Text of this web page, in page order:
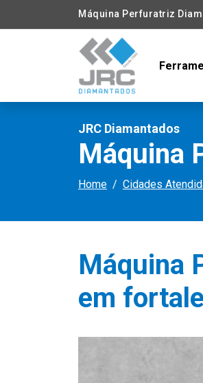
Máquina Perfuratriz
JRC Diamantados
Máquina
Home Cidades
Máquina
em